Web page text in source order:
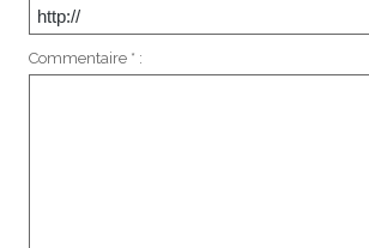
Commentaire * :